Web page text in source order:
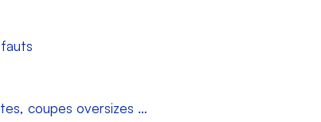
coupes oversizes …